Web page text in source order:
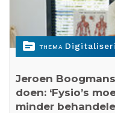
topic THEMA
Jeroen
doen: ‘Fysio’s
minder